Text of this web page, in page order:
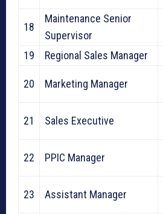
18
Maintenance Senior
Supervisor
19
Regional Sales Manager
20 Marketing Manager
21 Sales Executive
22 PPIC Manager
23 Assistant Manager